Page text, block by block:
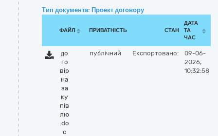
Тип документа: Проект договору
ФАЙЛ ПРИВАТНІСТЬ СТАН
ДАТА
ТА
ЧАС
до
го
вір
на
за
ку
пів
лю
.do
c
публічний Експортовано:
09-06-
2026,
10:32:58